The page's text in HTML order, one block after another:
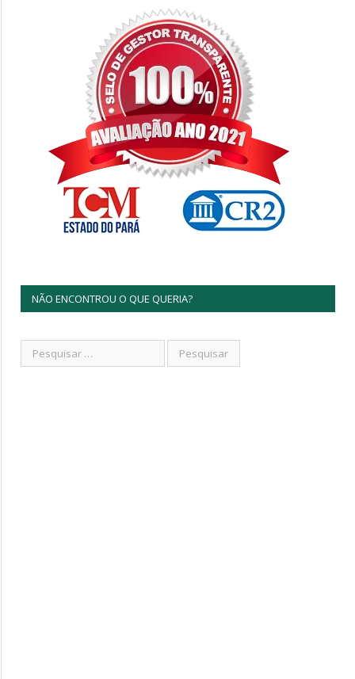
NÃO ENCONTROU O QUE QUERIA?